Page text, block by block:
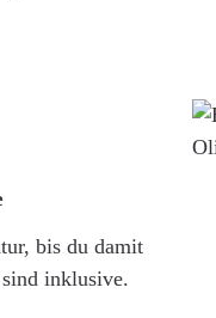
bis du damit
inklusive.